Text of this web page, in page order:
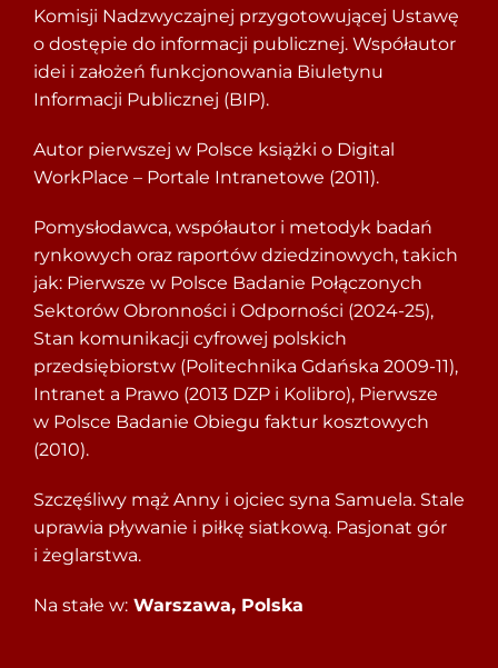
Komisji Nadzwyczajnej przygotowującej Ustawę
o dostępie do informacji publicznej. Współautor
idei i założeń funkcjonowania Biuletynu
Informacji Publicznej (BIP).
Autor pierwszej w Polsce książki o Digital
WorkPlace – Portale Intranetowe (2011).
Pomysłodawca, współautor i metodyk badań
rynkowych oraz raportów dziedzinowych, takich
jak: Pierwsze w Polsce Badanie Połączonych
Sektorów Obronności i Odporności (2024-25),
Stan komunikacji cyfrowej polskich
przedsiębiorstw (Politechnika Gdańska 2009-11),
Intranet a Prawo (2013 DZP i Kolibro), Pierwsze
w Polsce Badanie Obiegu faktur kosztowych
(2010).
Szczęśliwy mąż Anny i ojciec syna Samuela. Stale
uprawia pływanie i piłkę siatkową. Pasjonat gór
i żeglarstwa.
Na stałe w: Warszawa, Polska